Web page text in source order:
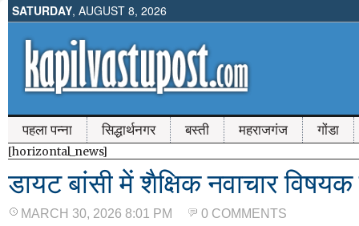
SATURDAY, AUGUST 8, 2026
पहला पन्ना सिद्धार्थनगर बस्ती महराजगंज गोंडा
[horizontal_news]
डायट बांसी में शैक्षिक नवाचार
MARCH 30, 2026 8:01 PM 0 COMMENTS